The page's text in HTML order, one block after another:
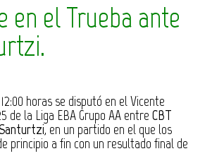
en el Trueba ante
horas se disputó en el Vicente
de la Liga EBA Grupo AA entre CBT
, en un partido en el que los
principio a fin con un resultado final de